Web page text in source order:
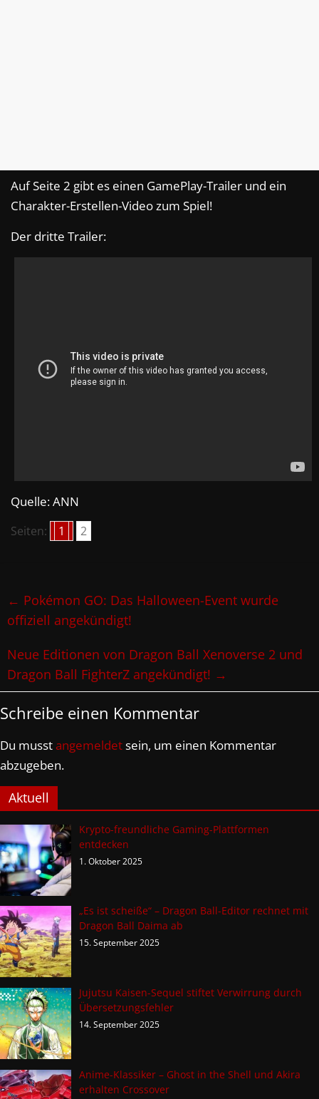
Auf Seite 2 gibt es einen GamePlay-Trailer und ein
Charakter-Erstellen-Video zum Spiel!
Der dritte Trailer:
Quelle: ANN
Seiten: 1 2
← Pokémon GO: Das Halloween-Event wurde
offiziell angekündigt!
Neue Editionen von Dragon Ball Xenoverse 2 und
Dragon Ball FighterZ angekündigt! →
Schreibe einen Kommentar
Du musstangemeldetsein, um einen Kommentar
abzugeben.
Aktuell
Krypto-freundliche Gaming-Plattformen
entdecken
1. Oktober 2025
„Es ist scheiße“ – Dragon Ball-Editor rechnet mit
Dragon Ball Daima ab
15. September 2025
Jujutsu Kaisen-Sequel stiftet Verwirrung durch
Übersetzungsfehler
14. September 2025
Anime-Klassiker – Ghost in the Shell und Akira
erhalten Crossover